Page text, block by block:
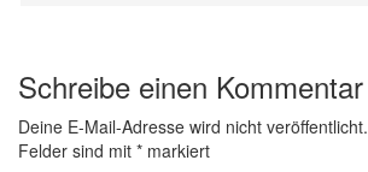
Schreibe einen Kommentar
Deine E-Mail-Adresse wird nicht veröffentlicht.
Felder sind mit * markiert